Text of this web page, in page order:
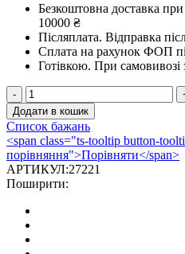
Безкоштовна доставка при
10000 ₴
Післяплата. Відправка
Сплата на рахунок ФОП
Готівкою. При самовивозі
КАМІНОМПЛЕКТ
СО
СВІТОДИОДНИЙ
ПІДСВІТКИЙ
ARTIFLAME
LUCCA
AF23
БІЛИЙ
Б'ЯНКО
кількість
Додати в кошик
Список бажань
<span class="ts-tooltip button-
порівняння">Порівняти</span>
АРТИКУЛ:27221
Поширити: